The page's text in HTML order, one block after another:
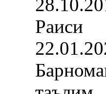
Раиси